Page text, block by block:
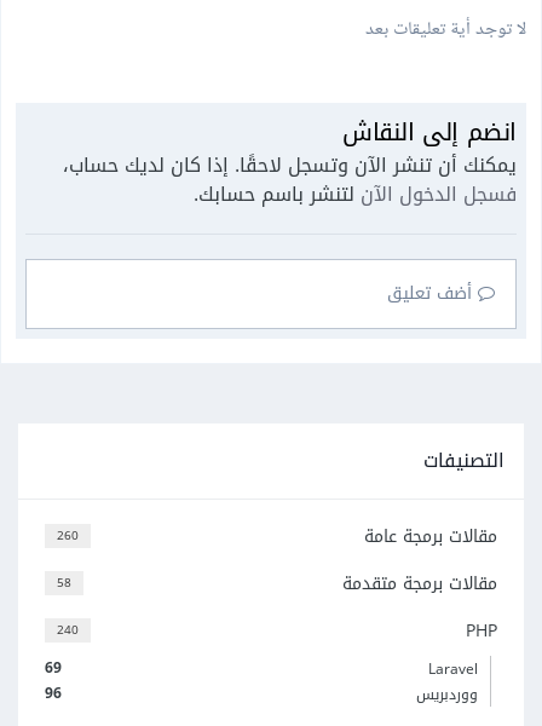
لا توجد أية تعليقات بعد
انضم إلى النقاش
يمكنك أن تنشر الآن وتسجل لاحقًا. إذا كان لديك حساب،
فسجل الدخول الآن لتنشر باسم حسابك.
أضف تعليق
التصنيفات
260 مقالات برمجة عامة
58 مقالات برمجة متقدمة
240 PHP
69
Laravel
96
ووردبريس